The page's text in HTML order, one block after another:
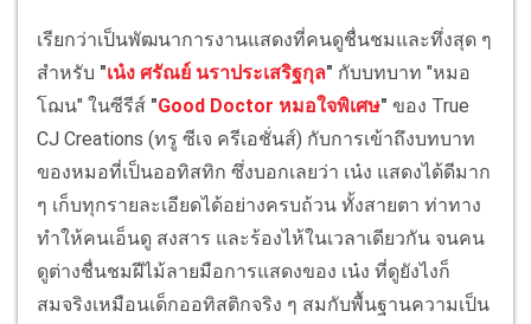
เรียกว่าเป็นพัฒนาการงานแสดงที่คนดูชื่นชมและทึ่งสุด ๆ
สำหรับ "เน๋ง ศรัณย์ นราประเสริฐกุล" กับบทบาท "หมอ
โฌน" ในซีรีส์ "Good Doctor หมอใจพิเศษ" ของ True
CJ Creations (ทรู ซีเจ ครีเอชั่นส์) กับการเข้าถึงบทบาท
ของหมอที่เป็นออทิสทิก ซึ่งบอกเลยว่า เน๋ง แสดงได้ดีมาก
ๆ เก็บทุกรายละเอียดได้อย่างครบถ้วน ทั้งสายตา ท่าทาง
ทำให้คนเอ็นดู สงสาร และร้องไห้ในเวลาเดียวกัน จนคน
ดูต่างชื่นชมฝีไม้ลายมือการแสดงของ เน๋ง ที่ดูยังไงก็
สมจริงเหมือนเด็กออทิสติกจริง ๆ สมกับพื้นฐานความเป็น